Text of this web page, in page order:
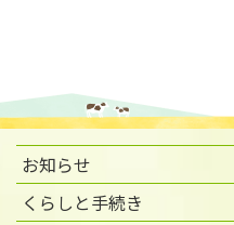
お知らせ
くらしと手続き